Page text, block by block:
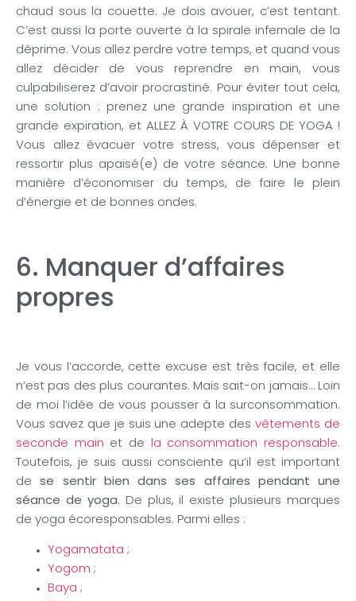
chaud sous la couette. Je dois avouer, c’est tentant.
C’est aussi la porte ouverte à la spirale infernale de la
déprime. Vous allez perdre votre temps, et quand vous
allez décider de vous reprendre en main, vous
culpabiliserez d’avoir procrastiné. Pour éviter tout cela,
une solution : prenez une grande inspiration et une
grande expiration, et ALLEZ À VOTRE COURS DE YOGA !
Vous allez évacuer votre stress, vous dépenser et
ressortir plus apaisé(e) de votre séance. Une bonne
manière d’économiser du temps, de faire le plein
d’énergie et de bonnes ondes.
6. Manquer d’affaires
propres
Je vous l’accorde, cette excuse est très facile, et elle
n’est pas des plus courantes. Mais sait-on jamais… Loin
de moi l’idée de vous pousser à la surconsommation.
Vous savez que je suis une adepte desvêtements de
seconde main et de la consommation responsable.
Toutefois, je suis aussi consciente qu’il est important
dese sentir bien dans ses affaires pendant une
séance de yoga. De plus, il existe plusieurs marques
de yoga écoresponsables. Parmi elles :
Yogamatata ;
Yogom ;
Baya ;